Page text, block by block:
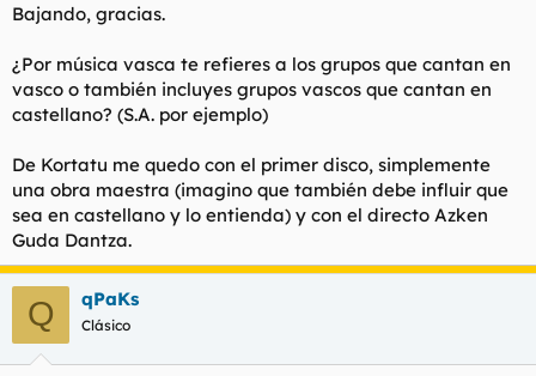
Bajando, gracias.
¿Por música vasca te refieres a los grupos que cantan en
vasco o también incluyes grupos vascos que cantan en
castellano? (S.A. por ejemplo)
De Kortatu me quedo con el primer disco, simplemente
una obra maestra (imagino que también debe influir que
sea en castellano y lo entienda) y con el directo Azken
Guda Dantza.
Q qPaKs
Clásico